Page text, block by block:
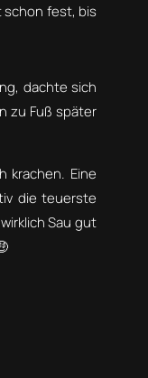
schon fest, bis
dachte sich
zu Fuß später
krachen. Eine
die teuerste
Sau gut